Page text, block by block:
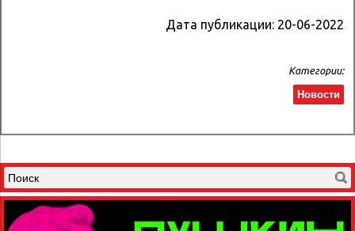
Дата публикации: 20-06-2022
Категории:
Новости